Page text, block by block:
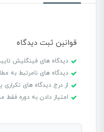
قوانین ثبت دیدگاه
دیدگاه های فینگلیش
دیدگاه های نامرتبط به
از درج دیدگاه های تکراری
امتیاز دادن به دوره